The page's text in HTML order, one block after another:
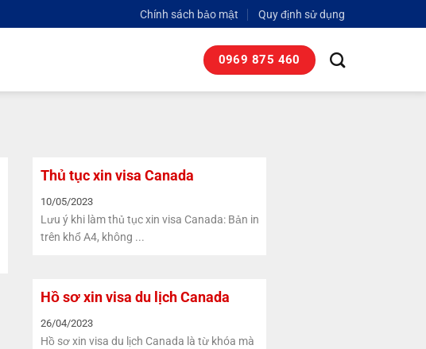
Chính sách bảo mật Quy định sử dụng
0969 875 460
Thủ tục xin visa Canada
10/05/2023
Lưu ý khi làm thủ tục xin visa Canada: Bản in
trên khổ A4, không ...
Hồ sơ xin visa du lịch Canada
26/04/2023
Hồ sơ xin visa du lịch Canada là từ khóa mà